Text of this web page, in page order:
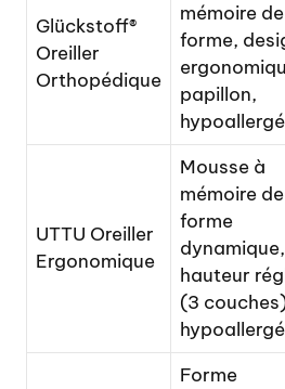
Glückstoff®
Oreiller
Orthopédique
mémoire de
forme,
papillon,
UTTU Oreiller
Ergonomique
Mousse à
mémoire de
forme
dynamique,
hauteur
(3
Forme